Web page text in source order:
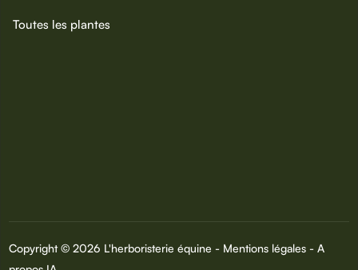
Toutes les plantes
Copyright © 2026 L'herboristerie équine - Mentions légales - A